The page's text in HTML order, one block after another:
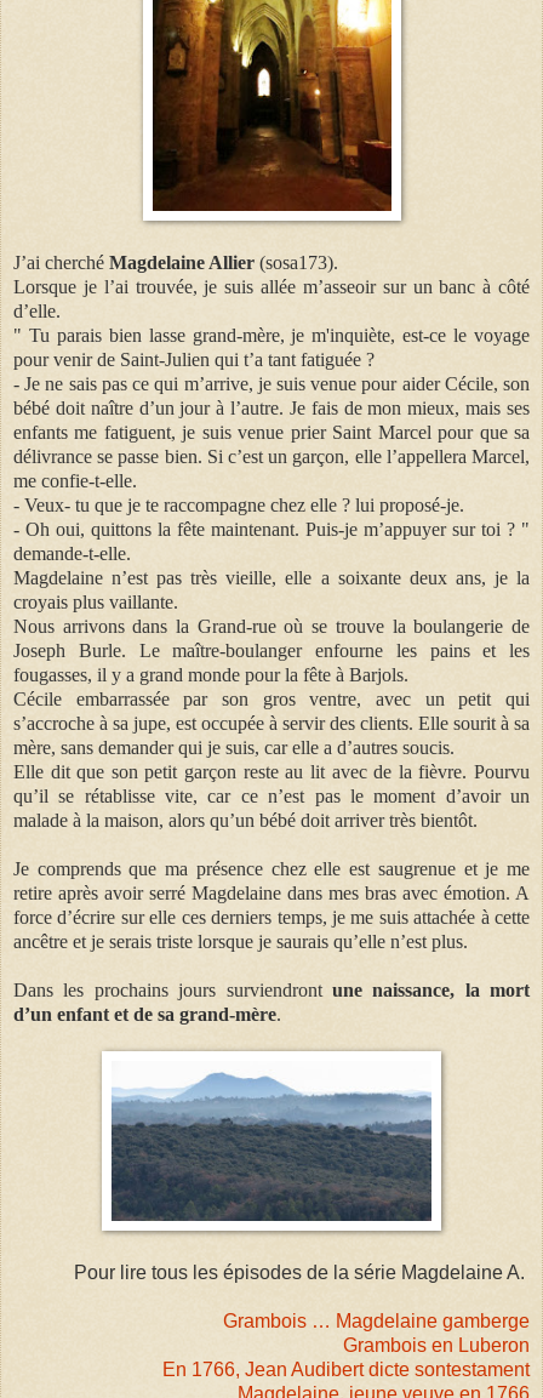
J’ai cherché Magdelaine Allier (sosa173).
Lorsque je l’ai trouvée, je suis allée m’asseoir sur un banc à côté
d’elle.
" Tu parais bien lasse grand-mère, je m'inquiète, est-ce le voyage
pour venir de Saint-Julien qui t’a tant fatiguée ?
- Je ne sais pas ce qui m’arrive, je suis venue pour aider Cécile, son
bébé doit naître d’un jour à l’autre. Je fais de mon mieux, mais ses
enfants me fatiguent, je suis venue prier Saint Marcel pour que sa
délivrance se passe bien. Si c’est un garçon, elle l’appellera Marcel,
me confie-t-elle.
- Veux- tu que je te raccompagne chez elle ? lui proposé-je.
- Oh oui, quittons la fête maintenant. Puis-je m’appuyer sur toi ? "
demande-t-elle.
Magdelaine n’est pas très vieille, elle a soixante deux ans, je la
croyais plus vaillante.
Nous arrivons dans la Grand-rue où se trouve la boulangerie de
Joseph Burle. Le maître-boulanger enfourne les pains et les
fougasses, il y a grand monde pour la fête à Barjols.
Cécile embarrassée par son gros ventre, avec un petit qui
s’accroche à sa jupe, est occupée à servir des clients. Elle sourit à sa
mère, sans demander qui je suis, car elle a d’autres soucis.
Elle dit que son petit garçon reste au lit avec de la fièvre. Pourvu
qu’il se rétablisse vite, car ce n’est pas le moment d’avoir un
malade à la maison, alors qu’un bébé doit arriver très bientôt.
Je comprends que ma présence chez elle est saugrenue et je me
retire après avoir serré Magdelaine dans mes bras avec émotion. A
force d’écrire sur elle ces derniers temps, je me suis attachée à cette
ancêtre et je serais triste lorsque je saurais qu’elle n’est plus.
Dans les prochains jours surviendront une naissance, la mort
d’un enfant et de sa grand-mère.
Pour lire tous les épisodes de la série Magdelaine A.
Grambois … Magdelaine gamberge
Grambois en Luberon
En 1766, Jean Audibert dicte sontestament